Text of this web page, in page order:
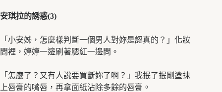
安琪拉的誘惑(3)
「小安姊，怎麼樣判斷一個男人對妳是認真的？」化妝
間裡，婷婷一邊刷著腮紅一邊問。
「怎麼了？又有人說要買斷妳了啊？」我抿了抿剛塗抹
上唇膏的嘴唇，再拿面紙沾除多餘的唇膏。